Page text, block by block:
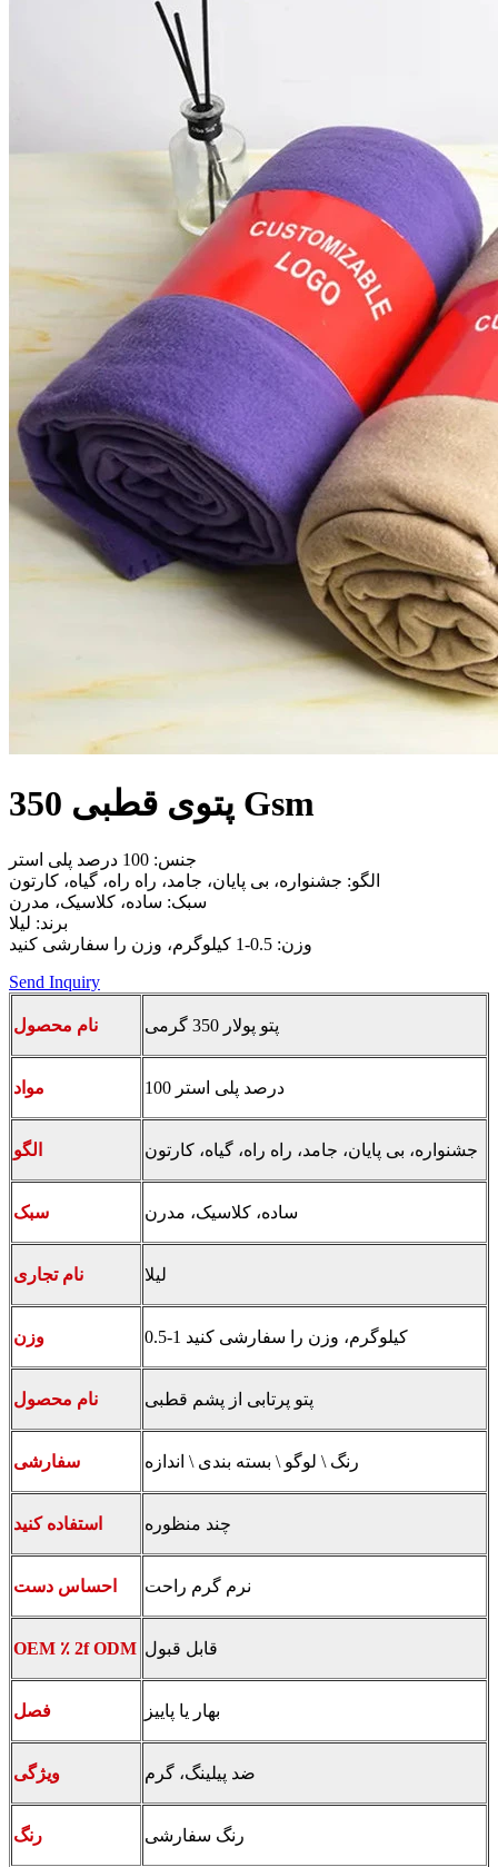
پتوی قطبی 350 Gsm
جنس: 100 درصد پلی استر
الگو: جشنواره، بی پایان، جامد، راه راه، گیاه، کارتون
سبک: ساده، کلاسیک، مدرن
برند: لیلا
وزن: 0.5-1 کیلوگرم، وزن را سفارشی کنید
Send Inquiry
نام محصول پتو پولار 350 گرمی
مواد 100 درصد پلی استر
الگو جشنواره، بی پایان، جامد، راه راه، گیاه، کارتون
سبک ساده، کلاسیک، مدرن
نام تجاری لیلا
وزن 0.5-1 کیلوگرم، وزن را سفارشی کنید
نام محصول پتو پرتابی از پشم قطبی
سفارشی رنگ \ لوگو \ بسته بندی \ اندازه
استفاده کنید چند منظوره
احساس دست نرم گرم راحت
OEM ٪ 2f ODM قابل قبول
فصل بهار یا پاییز
ویژگی ضد پیلینگ، گرم
رنگ رنگ سفارشی